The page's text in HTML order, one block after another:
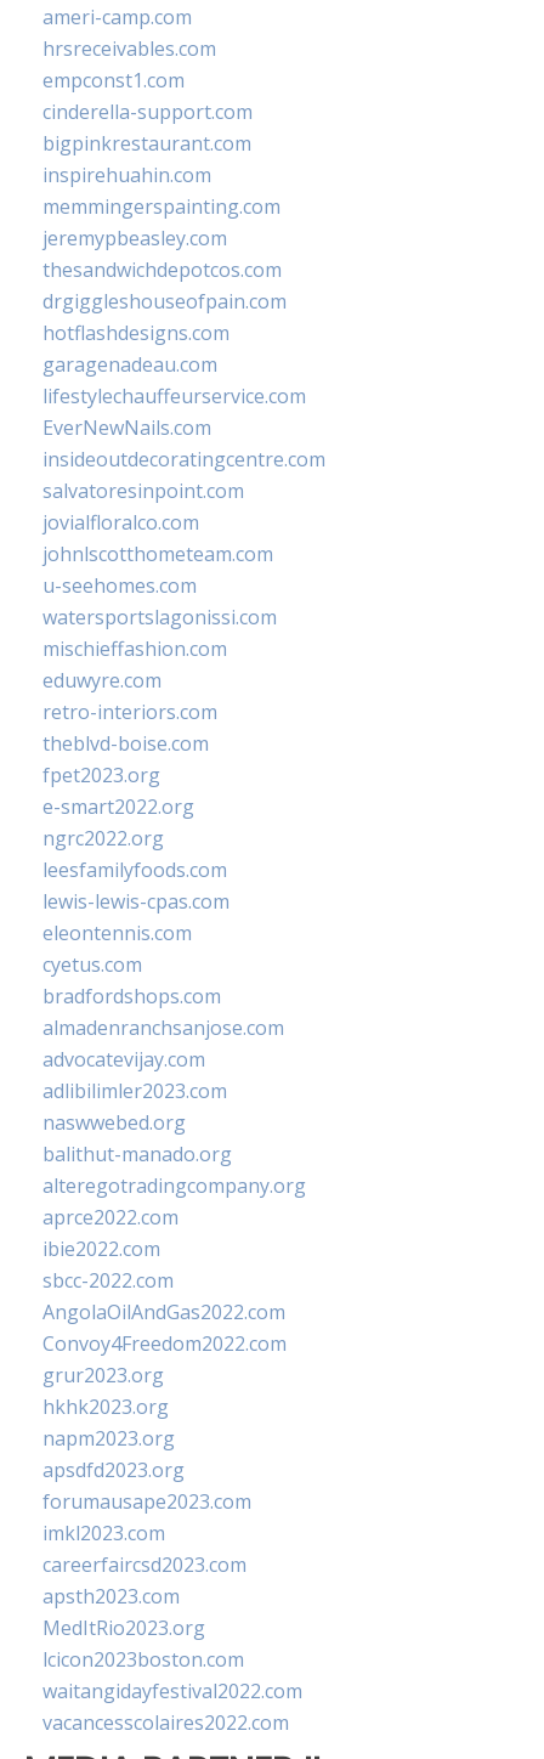
ameri-camp.com
hrsreceivables.com
empconst1.com
cinderella-support.com
bigpinkrestaurant.com
inspirehuahin.com
memmingerspainting.com
jeremypbeasley.com
thesandwichdepotcos.com
drgiggleshouseofpain.com
hotflashdesigns.com
garagenadeau.com
lifestylechauffeurservice.com
EverNewNails.com
insideoutdecoratingcentre.com
salvatoresinpoint.com
jovialfloralco.com
johnlscotthometeam.com
u-seehomes.com
watersportslagonissi.com
mischieffashion.com
eduwyre.com
retro-interiors.com
theblvd-boise.com
fpet2023.org
e-smart2022.org
ngrc2022.org
leesfamilyfoods.com
lewis-lewis-cpas.com
eleontennis.com
cyetus.com
bradfordshops.com
almadenranchsanjose.com
advocatevijay.com
adlibilimler2023.com
naswwebed.org
balithut-manado.org
alteregotradingcompany.org
aprce2022.com
ibie2022.com
sbcc-2022.com
AngolaOilAndGas2022.com
Convoy4Freedom2022.com
grur2023.org
hkhk2023.org
napm2023.org
apsdfd2023.org
forumausape2023.com
imkl2023.com
careerfaircsd2023.com
apsth2023.com
MedItRio2023.org
lcicon2023boston.com
waitangidayfestival2022.com
vacancesscolaires2022.com